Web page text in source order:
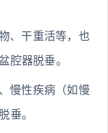
、干重活等，也
腔器脱垂。
慢性疾病（如慢
垂。